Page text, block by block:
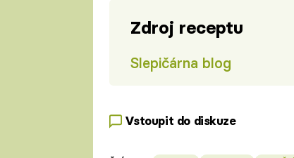
Zdroj receptu
Slepičárna blog
Vstoupit do diskuze